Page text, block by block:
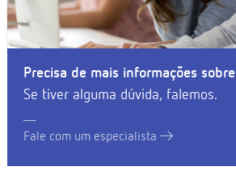
Precisa de mais informações
Se tiver alguma dúvida, falemos.
Fale com um especialista